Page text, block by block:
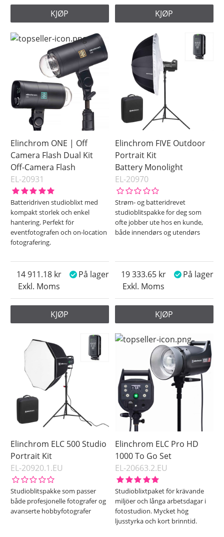
KJØP KJØP
Elinchrom ONE | Off
Camera Flash Dual Kit
Off-Camera Flash
EL-20931
Batteridriven studioblixt med
kompakt storlek och enkel
hantering. Perfekt för
eventfotografen och on-location
fotografering.
Exkl. Moms
14 911.18 På lager
KJØP
Elinchrom FIVE Outdoor
Portrait Kit
Battery Monolight
EL-20970
Strøm- og batteridrevet
studioblitspakke for deg som
ofte jobber ute hos en kunde,
både innendørs og utendørs
Exkl. Moms
19 333.65 På lager
KJØP
Elinchrom ELC 500 Studio
Portrait Kit
EL-20920.1.EU
Studioblitspakke som passer
både profesjonelle fotografer og
avanserte hobbyfotografer
Elinchrom ELC Pro HD
1000 To Go Set
EL-20663.2.EU
Studioblixtpaket för krävande
miljöer och långa arbetsdagar i
fotostudion. Mycket hög
ljusstyrka och kort brinntid.